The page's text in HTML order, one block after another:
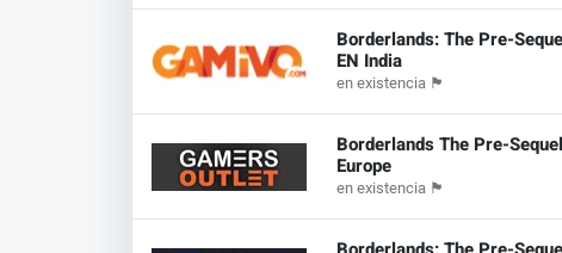
Borderlands: The Pre-
EN India
en existencia 🏴
Borderlands The Pre-
Europe
en existencia 🏴